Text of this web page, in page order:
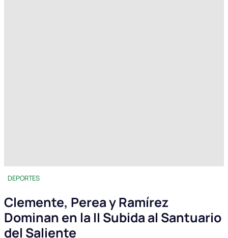
DEPORTES
Clemente, Perea y Ramírez
Dominan en la II Subida al Santuario
del Saliente